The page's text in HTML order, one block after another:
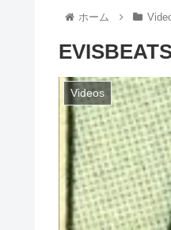
ホーム
Videos